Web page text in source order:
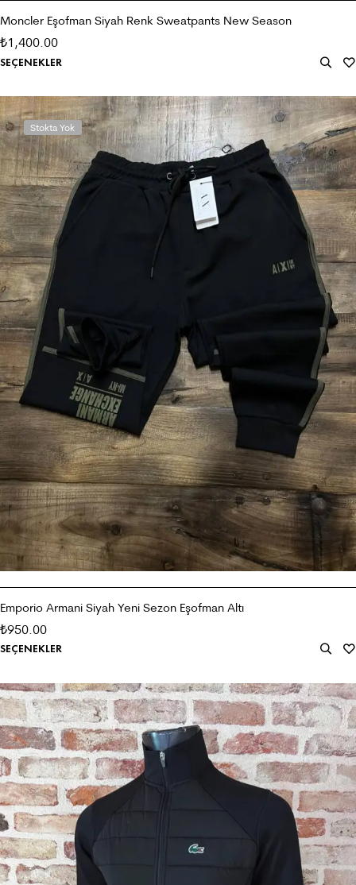
Moncler Eşofman Siyah Renk Sweatpants New Season
₺1,400.00
SEÇENEKLER
Stokta Yok
Emporio Armani Siyah Yeni Sezon Eşofman Altı
₺950.00
SEÇENEKLER